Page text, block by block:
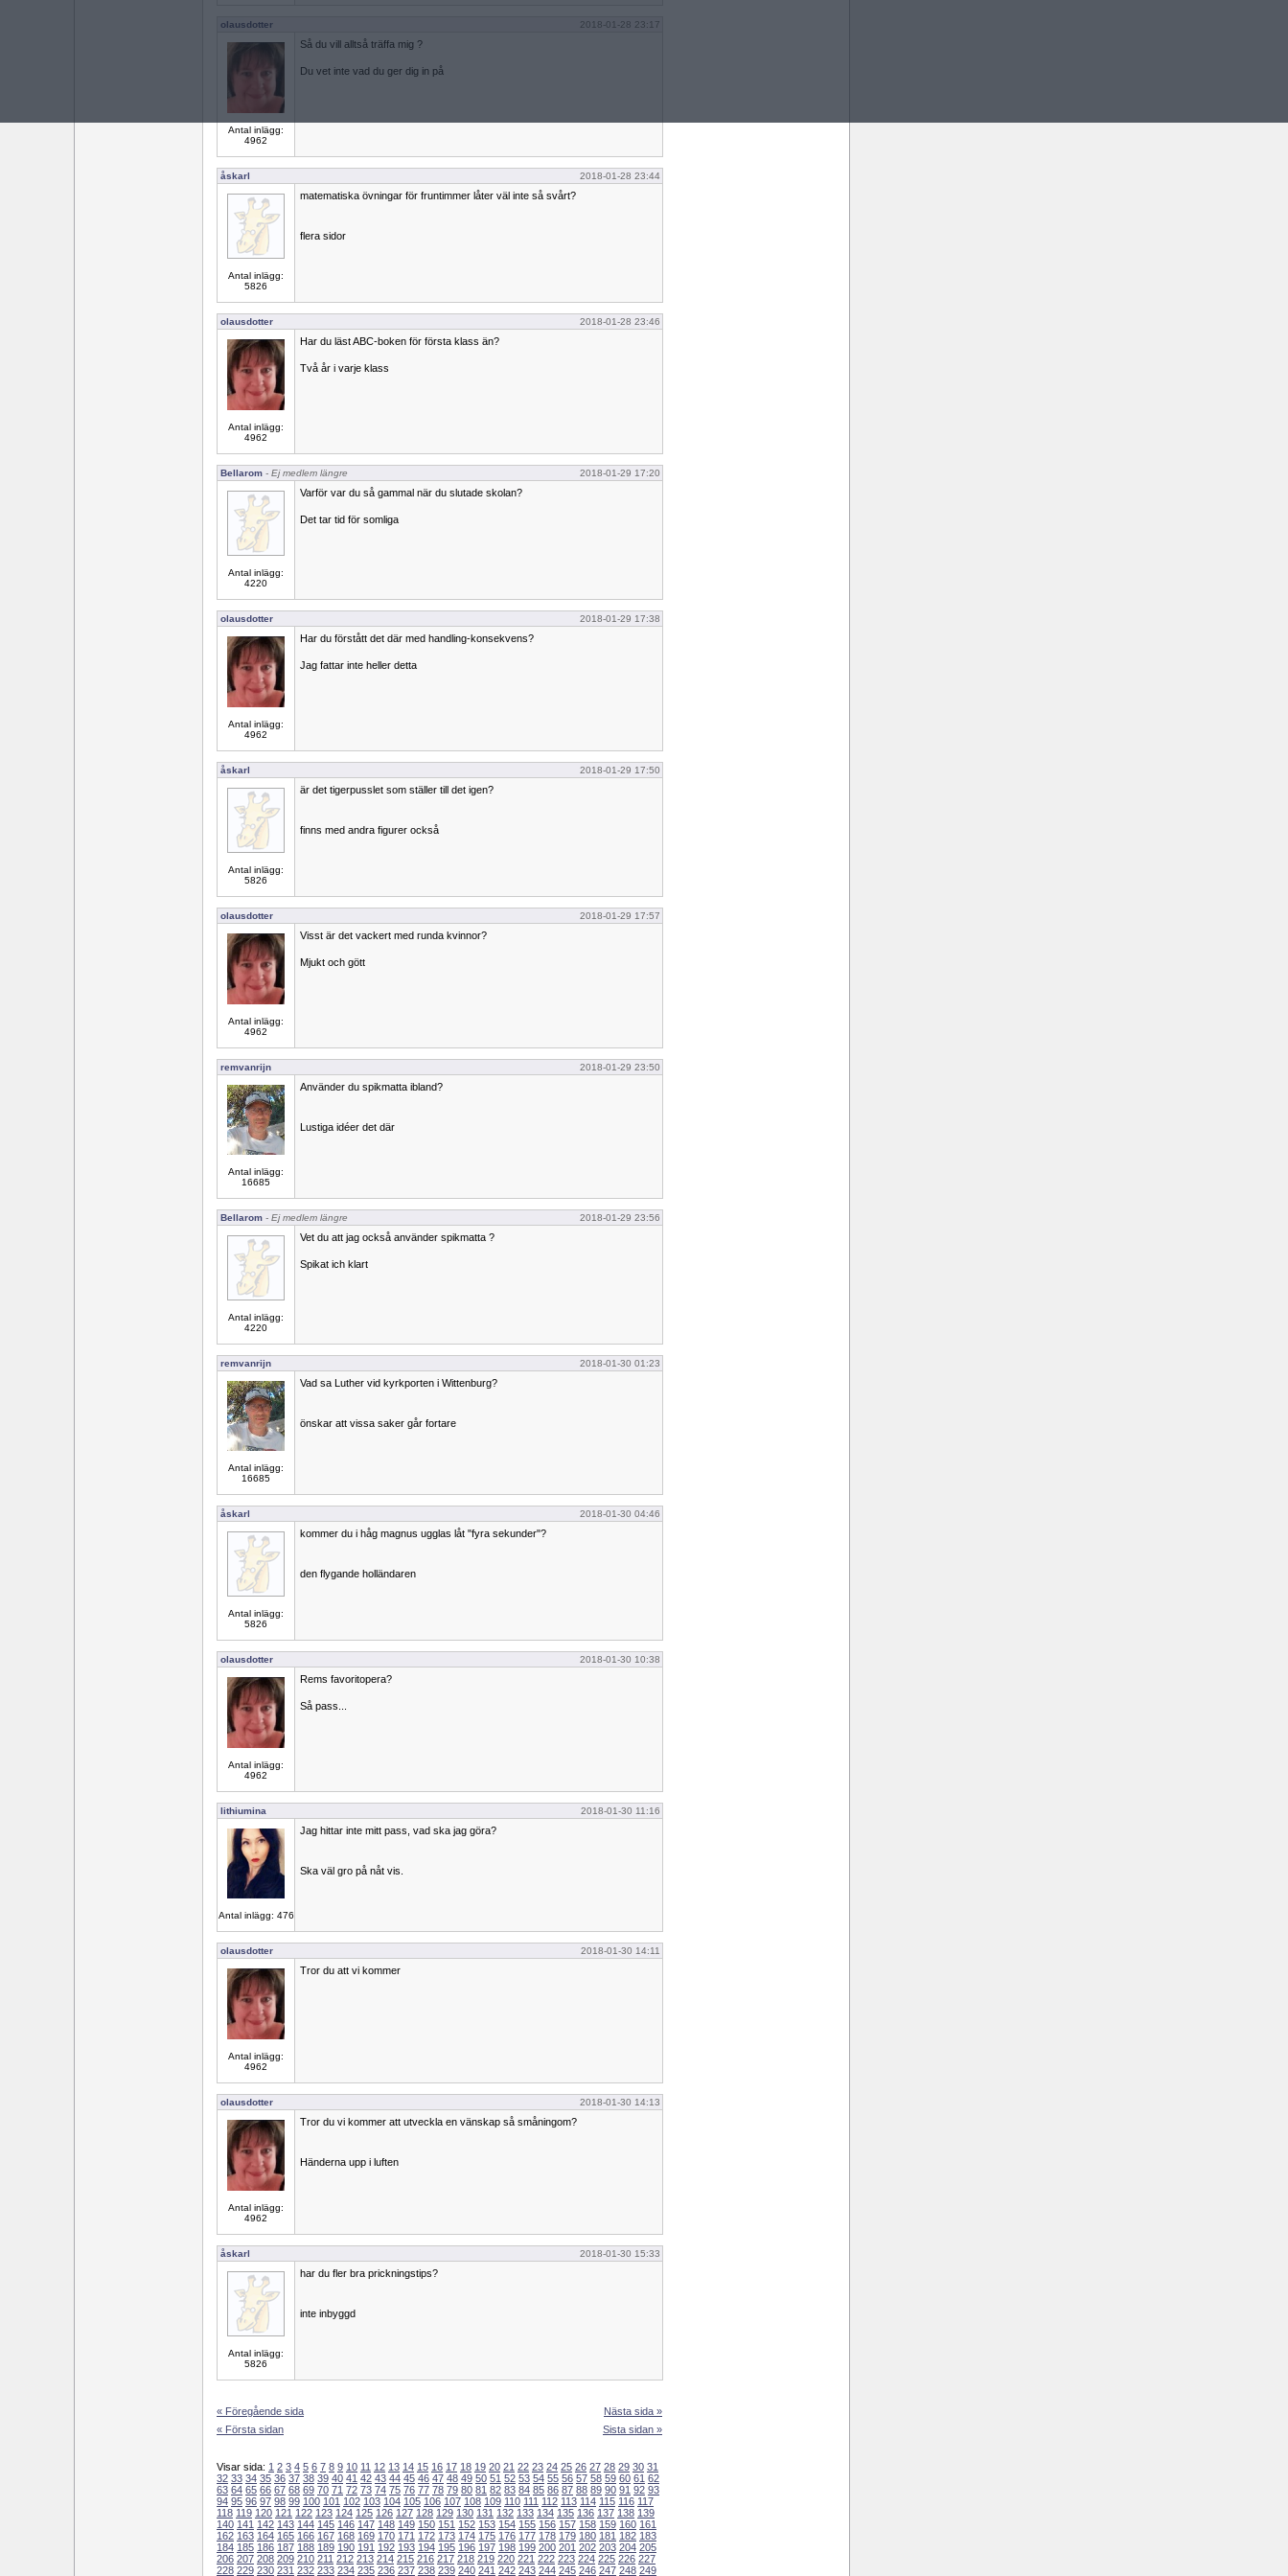
olausdotter 2018-01-28 23:17
Antal inlägg:
4962
Så du vill alltså träffa mig ?
Du vet inte vad du ger dig in på
åskarl 2018-01-28 23:44
Antal inlägg:
5826
matematiska övningar för fruntimmer låter väl inte så svårt?
flera sidor
olausdotter 2018-01-28 23:46
Antal inlägg:
4962
Har du läst ABC-boken för första klass än?
Två år i varje klass
Bellarom - Ej medlem längre 2018-01-29 17:20
Antal inlägg:
4220
Varför var du så gammal när du slutade skolan?
Det tar tid för somliga
olausdotter 2018-01-29 17:38
Antal inlägg:
4962
Har du förstått det där med handling-konsekvens?
Jag fattar inte heller detta
åskarl 2018-01-29 17:50
Antal inlägg:
5826
är det tigerpusslet som ställer till det igen?
finns med andra figurer också
olausdotter 2018-01-29 17:57
Antal inlägg:
4962
Visst är det vackert med runda kvinnor?
Mjukt och gött
remvanrijn 2018-01-29 23:50
Antal inlägg:
16685
Använder du spikmatta ibland?
Lustiga idéer det där
Bellarom - Ej medlem längre 2018-01-29 23:56
Antal inlägg:
4220
Vet du att jag också använder spikmatta ?
Spikat ich klart
remvanrijn 2018-01-30 01:23
Antal inlägg:
16685
Vad sa Luther vid kyrkporten i Wittenburg?
önskar att vissa saker går fortare
åskarl 2018-01-30 04:46
Antal inlägg:
5826
kommer du i håg magnus ugglas låt "fyra sekunder"?
den flygande holländaren
olausdotter 2018-01-30 10:38
Antal inlägg:
4962
Rems favoritopera?
Så pass...
lithiumina 2018-01-30 11:16
Antal inlägg: 476
Jag hittar inte mitt pass, vad ska jag göra?
Ska väl gro på nåt vis.
olausdotter 2018-01-30 14:11
Antal inlägg:
4962
Tror du att vi kommer
olausdotter 2018-01-30 14:13
Antal inlägg:
4962
Tror du vi kommer att utveckla en vänskap så småningom?
Händerna upp i luften
åskarl 2018-01-30 15:33
Antal inlägg:
5826
har du fler bra prickningstips?
inte inbyggd
« Föregående sida
« Första sidan
Nästa sida »
Sista sidan »
Visar sida: 1 2 3 4 5 6 7 8 9 10 11 12 13 14 15 16 17 18 19 20 21 22 23 24 25 26 27 28 29 30 31
32 33 34 35 36 37 38 39 40 41 42 43 44 45 46 47 48 49 50 51 52 53 54 55 56 57 58 59 60 61 62
63 64 65 66 67 68 69 70 71 72 73 74 75 76 77 78 79 80 81 82 83 84 85 86 87 88 89 90 91 92 93
94 95 96 97 98 99 100 101 102 103 104 105 106 107 108 109 110 111 112 113 114 115 116 117
118 119 120 121 122 123 124 125 126 127 128 129 130 131 132 133 134 135 136 137 138 139
140 141 142 143 144 145 146 147 148 149 150 151 152 153 154 155 156 157 158 159 160 161
162 163 164 165 166 167 168 169 170 171 172 173 174 175 176 177 178 179 180 181 182 183
184 185 186 187 188 189 190 191 192 193 194 195 196 197 198 199 200 201 202 203 204 205
206 207 208 209 210 211 212 213 214 215 216 217 218 219 220 221 222 223 224 225 226 227
228 229 230 231 232 233 234 235 236 237 238 239 240 241 242 243 244 245 246 247 248 249